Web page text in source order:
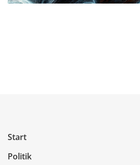
Start
Politik